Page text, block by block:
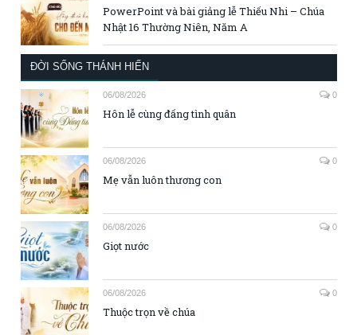
PowerPoint và bài giảng lễ Thiếu Nhi – Chúa
Nhật 16 Thường Niên, Năm A
ĐỜI SỐNG THÁNH HIẾN
06/08/2026 0
Hôn lễ cùng đấng tình quân
06/08/2026 0
Mẹ vẫn luôn thương con
06/08/2026 0
Giọt nước
06/08/2026 0
Thuộc trọn về chúa